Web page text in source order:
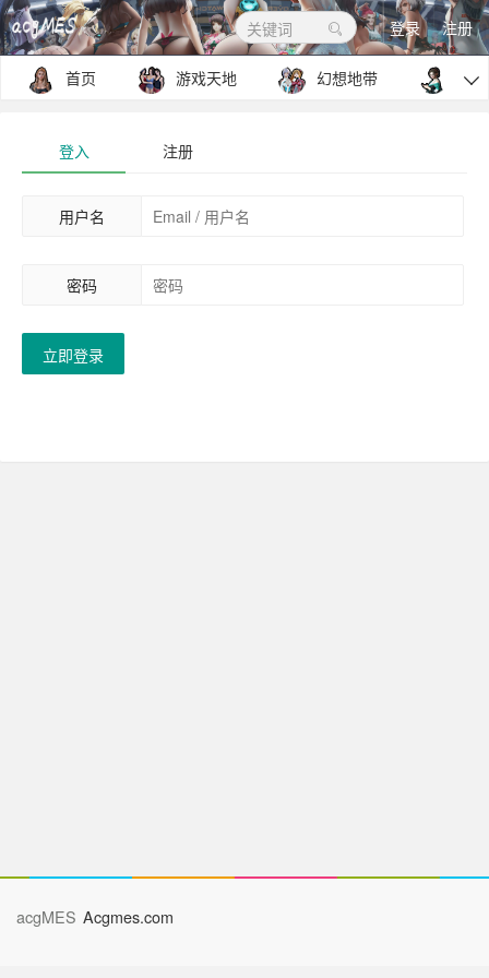
关键词 登录 注册
首页 游戏天地 幻想地带 包

登入 注册
用户名
密码
立即登录
acgMES Acgmes.com